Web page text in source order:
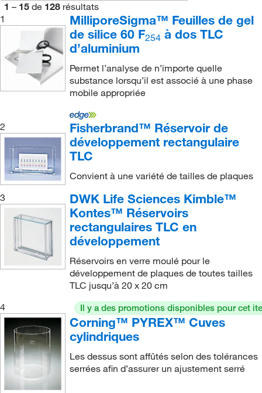
1 – 15 de 128 résultats
1
MilliporeSigma™ Feuilles de gel
de silice 60 F254 à dos TLC
d’aluminium
Permet l’analyse de n’importe quelle
substance lorsqu’il est associé à une phase
mobile appropriée
2
Fisherbrand™ Réservoir de
développement rectangulaire
TLC
Convient à une variété de tailles de plaques
3
DWK Life Sciences Kimble™
Kontes™ Réservoirs
rectangulaires TLC en
développement
Réservoirs en verre moulé pour le
développement de plaques de toutes tailles
TLC jusqu’à 20 x 20 cm
4
Il y a des promotions disponibles pour cet
Corning™ PYREX™ Cuves
cylindriques
Les dessus sont affûtés selon des tolérances
serrées afin d’assurer un ajustement serré